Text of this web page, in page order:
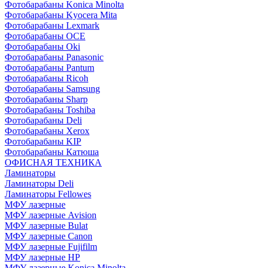
Фотобарабаны Konica Minolta
Фотобарабаны Kyocera Mita
Фотобарабаны Lexmark
Фотобарабаны OCE
Фотобарабаны Oki
Фотобарабаны Panasonic
Фотобарабаны Pantum
Фотобарабаны Ricoh
Фотобарабаны Samsung
Фотобарабаны Sharp
Фотобарабаны Toshiba
Фотобарабаны Deli
Фотобарабаны Xerox
Фотобарабаны KIP
Фотобарабаны Катюша
ОФИСНАЯ ТЕХНИКА
Ламинаторы
Ламинаторы Deli
Ламинаторы Fellowes
МФУ лазерные
МФУ лазерные Avision
МФУ лазерные Bulat
МФУ лазерные Canon
МФУ лазерные Fujifilm
МФУ лазерные HP